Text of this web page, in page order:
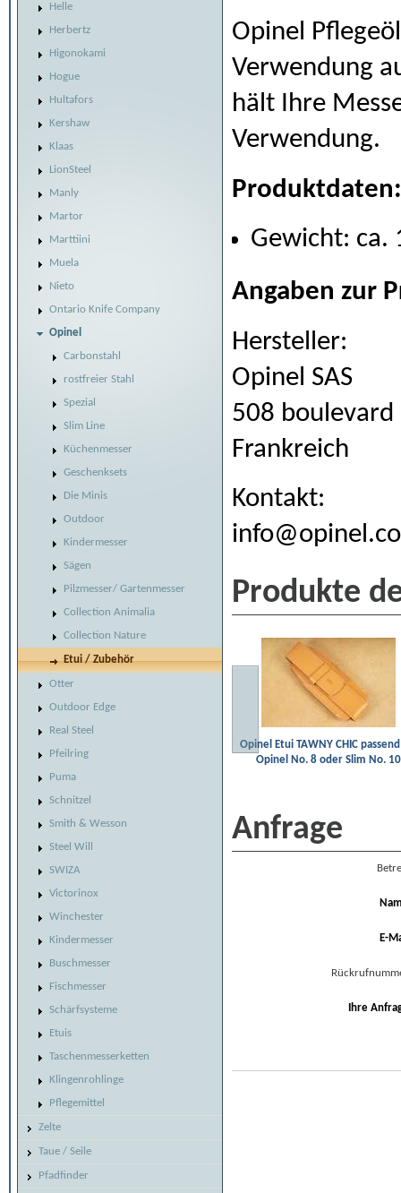
Helle
Herbertz
Higonokami
Hogue
Hultafors
Kershaw
Klaas
LionSteel
Manly
Martor
Marttiini
Muela
Nieto
Ontario Knife Company
Opinel
Carbonstahl
rostfreier Stahl
Spezial
Slim Line
Küchenmesser
Geschenksets
Die Minis
Outdoor
Kindermesser
Sägen
Pilzmesser/ Gartenmesser
Collection Animalia
Collection Nature
Etui / Zubehör
Otter
Outdoor Edge
Real Steel
Pfeilring
Puma
Schnitzel
Smith & Wesson
Steel Will
SWIZA
Victorinox
Winchester
Kindermesser
Buschmesser
Fischmesser
Schärfsysteme
Etuis
Taschenmesserketten
Klingenrohlinge
Pflegemittel
Zelte
Taue / Seile
Pfadfinder
Opinel
Verwendung
hält Ihre
Verwendung.
Produktdaten:
Gewicht: ca.
Angaben zur
Hersteller:
Opinel SAS
508 boulevard
Frankreich
Kontakt:
Produkte
Opinel Etui TAWNY CHIC
Opinel No. 8 oder Slim No. 10
Anfrage
E-
Ihre